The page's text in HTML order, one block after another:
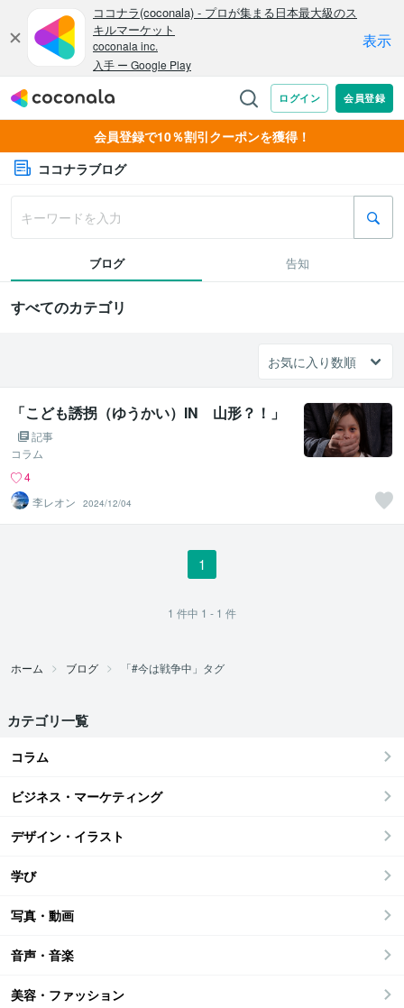
会員登録で10％割引クーポンを獲得！
ココナラブログ
ブログ 告知
すべてのカテゴリ
「こども誘拐（ゆうかい）IN 山形？！」
記事
コラム
4
李レオン
2024/12/04
1
1 件中 1 - 1 件
ホーム ブログ 「#今は戦争中」タグ
カテゴリ一覧
コラム
ビジネス・マーケティング
デザイン・イラスト
学び
写真・動画
音声・音楽
美容・ファッション